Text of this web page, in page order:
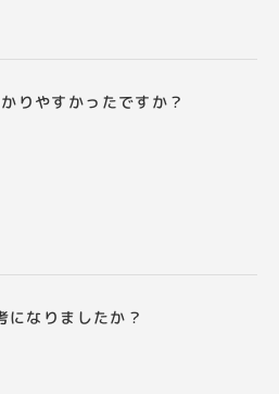
りやすかったですか？
になりましたか？